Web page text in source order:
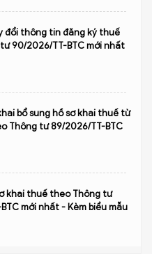
đổi thông tin đăng ký thuế
90/2026/TT-BTC mới nhất
bổ sung hồ sơ khai thuế từ
Thông tư 89/2026/TT-BTC
khai thuế theo Thông tư
mới nhất - Kèm biểu mẫu